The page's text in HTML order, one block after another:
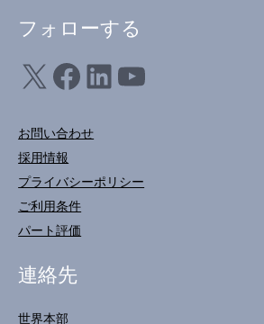
フォローする
X フェイスブックLinkedIn ユーチューブ
お問い合わせ
採用情報
プライバシーポリシー
ご利用条件
パート評価
連絡先
世界本部